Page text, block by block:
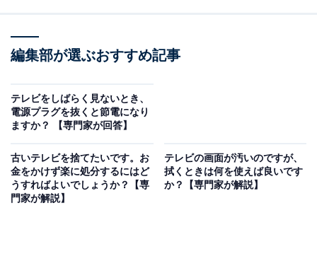
内メーカー製品であること、アフターサービスが充実し
ているイメージがあるため」（50代／神奈川県）や、
使えていました」（20代／栃木県）、「もう10年使って
いるが壊れないのでなかなか新しいものを買えない」
編集部が選ぶおすすめ記事
テレビをしばらく見ないとき、
電源プラグを抜くと節電になり
ますか？ 【専門家が回答】
古いテレビを捨てたいです。お
金をかけず楽に処分するにはど
うすればよいでしょうか？【専
門家が解説】
テレビの画面が汚いのですが、
拭くときは何を使えば良いです
か？【専門家が解説】